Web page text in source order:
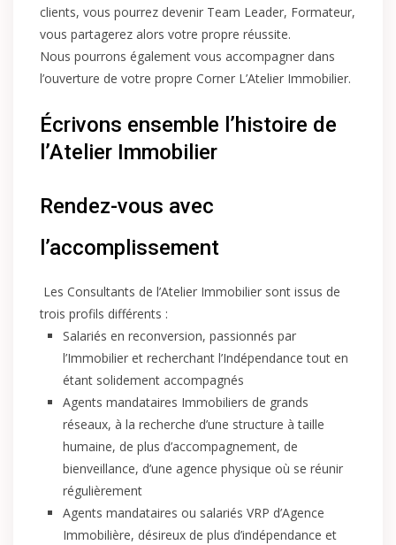
clients, vous pourrez devenir Team Leader, Formateur,
vous partagerez alors votre propre réussite.
Nous pourrons également vous accompagner dans
l’ouverture de votre propre Corner L’Atelier Immobilier.
Écrivons ensemble l’histoire de
l’Atelier Immobilier
Rendez-vous avec
l’accomplissement
Les Consultants de l’Atelier Immobilier sont issus de
trois profils différents :
Salariés en reconversion, passionnés par
l’Immobilier et recherchant l’Indépendance tout en
étant solidement accompagnés
Agents mandataires Immobiliers de grands
réseaux, à la recherche d’une structure à taille
humaine, de plus d’accompagnement, de
bienveillance, d’une agence physique où se réunir
régulièrement
Agents mandataires ou salariés VRP d’Agence
Immobilière, désireux de plus d’indépendance et